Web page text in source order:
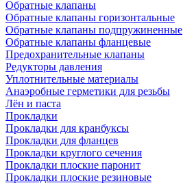
Обратные клапаны
Обратные клапаны горизонтальные
Обратные клапаны подпружиненные
Обратные клапаны фланцевые
Предохранительные клапаны
Редукторы давления
Уплотнительные материалы
Анаэробные герметики для резьбы
Лён и паста
Прокладки
Прокладки для кранбуксы
Прокладки для фланцев
Прокладки круглого сечения
Прокладки плоские паронит
Прокладки плоские резиновые